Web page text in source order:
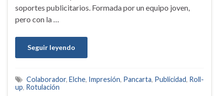
soportes publicitarios. Formada por un equipo joven,
pero con la …
Seguir leyendo
Colaborador, Elche, Impresión, Pancarta, Publicidad, Roll-
up, Rotulación